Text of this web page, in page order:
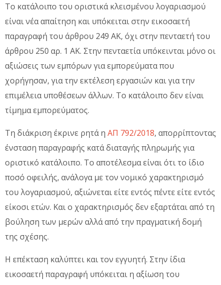
Το κατάλοιπο του οριστικά κλεισμένου λογαριασμού
είναι νέα απαίτηση και υπόκειται στην εικοσαετή
παραγραφή του άρθρου 249 ΑΚ, όχι στην πενταετή του
άρθρου 250 αρ. 1 ΑΚ. Στην πενταετία υπόκεινται μόνο οι
αξιώσεις των εμπόρων για εμπορεύματα που
χορήγησαν, για την εκτέλεση εργασιών και για την
επιμέλεια υποθέσεων άλλων. Το κατάλοιπο δεν είναι
τίμημα εμπορεύματος.
Τη διάκριση έκρινε ρητά η ΑΠ 792/2018, απορρίπτοντας
ένσταση παραγραφής κατά διαταγής πληρωμής για
οριστικό κατάλοιπο. Το αποτέλεσμα είναι ότι το ίδιο
ποσό οφειλής, ανάλογα με τον νομικό χαρακτηρισμό
του λογαριασμού, αξιώνεται είτε εντός πέντε είτε εντός
είκοσι ετών. Και ο χαρακτηρισμός δεν εξαρτάται από τη
βούληση των μερών αλλά από την πραγματική δομή
της σχέσης.
Η επέκταση καλύπτει και τον εγγυητή. Στην ίδια
εικοσαετή παραγραφή υπόκειται η αξίωση του